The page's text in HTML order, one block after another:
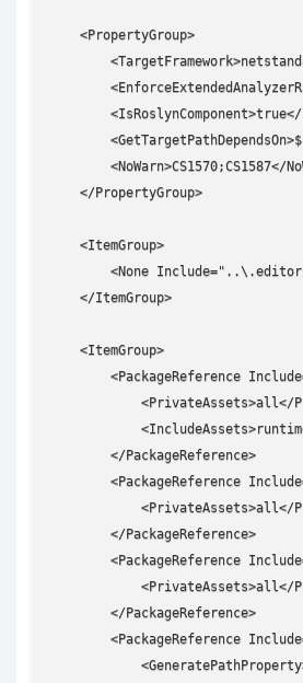
    <PropertyGroup>
<NoWarn>CS1570;CS1587</
    </PropertyGroup>
    <ItemGroup>
<None
    </ItemGroup>
    <ItemGroup>
<PackageReference
<PrivateAssets>all</
        </PackageReference>
<PackageReference
<PrivateAssets>all</
        </PackageReference>
<PackageReference
<PrivateAssets>all</
        </PackageReference>
<PackageReference